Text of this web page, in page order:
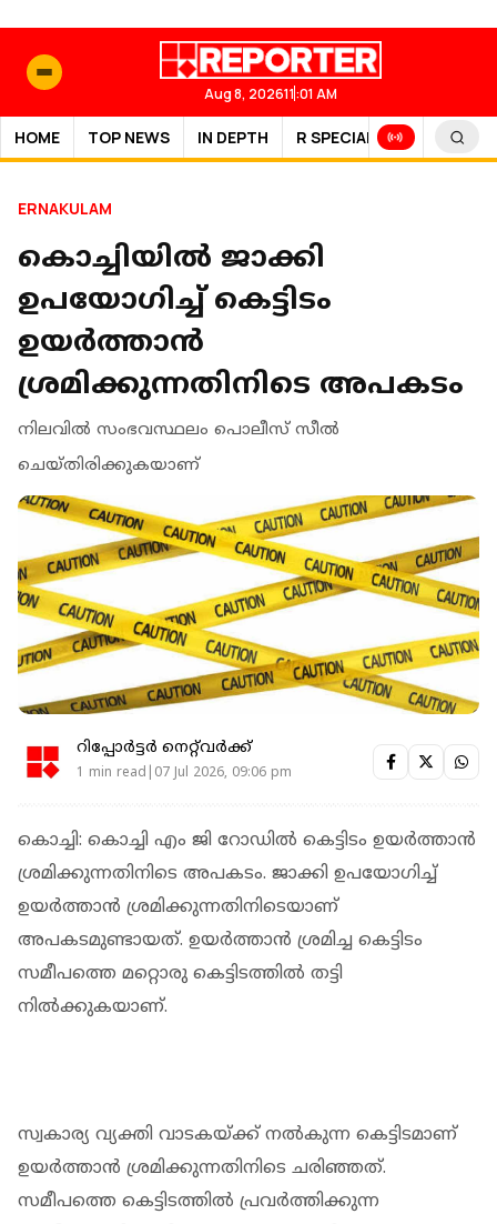
Aug 8, 202611:01 AM
HOME TOP NEWS IN DEPTH R SPECIAL SPORTS
ERNAKULAM
കൊച്ചിയില്‍ ജാക്കി
ഉപയോഗിച്ച് കെട്ടിടം
ഉയര്‍ത്താന്‍
ശ്രമിക്കുന്നതിനിടെ അപകടം
നിലവില്‍ സംഭവസ്ഥലം പൊലീസ് സീല്‍
ചെയ്തിരിക്കുകയാണ്
റിപ്പോർട്ടർ നെറ്റ്‌വര്‍ക്ക്‌
1 min read|07 Jul 2026, 09:06 pm
കൊച്ചി: കൊച്ചി എം ജി റോഡില്‍ കെട്ടിടം ഉയര്‍ത്താന്‍
ശ്രമിക്കുന്നതിനിടെ അപകടം. ജാക്കി ഉപയോഗിച്ച്
ഉയര്‍ത്താന്‍ ശ്രമിക്കുന്നതിനിടെയാണ്
അപകടമുണ്ടായത്. ഉയര്‍ത്താന്‍ ശ്രമിച്ച കെട്ടിടം
സമീപത്തെ മറ്റൊരു കെട്ടിടത്തില്‍ തട്ടി
നില്‍ക്കുകയാണ്.
സ്വകാര്യ വ്യക്തി വാടകയ്ക്ക് നല്‍കുന്ന കെട്ടിടമാണ്
ഉയര്‍ത്താന്‍ ശ്രമിക്കുന്നതിനിടെ ചരിഞ്ഞത്.
സമീപത്തെ കെട്ടിടത്തില്‍ പ്രവര്‍ത്തിക്കുന്ന